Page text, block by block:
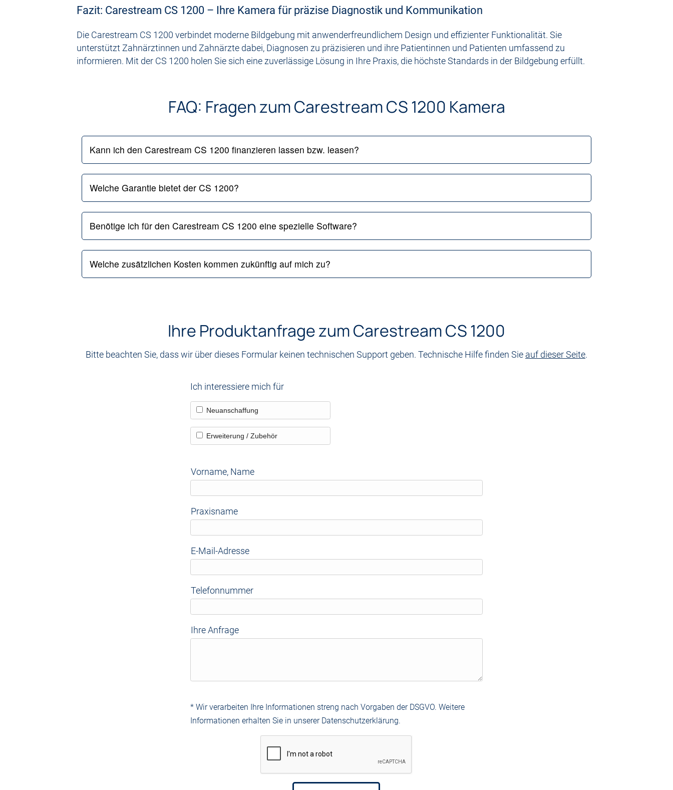
Fazit: Carestream CS 1200 – Ihre Kamera für präzise Diagnostik und Kommunikation
Die Carestream CS 1200 verbindet moderne Bildgebung mit anwenderfreundlichem Design und effizienter Funktionalität. Sie
unterstützt Zahnärztinnen und Zahnärzte dabei, Diagnosen zu präzisieren und ihre Patientinnen und Patienten umfassend zu
informieren. Mit der CS 1200 holen Sie sich eine zuverlässige Lösung in Ihre Praxis, die höchste Standards in der Bildgebung erfüllt.
FAQ: Fragen zum Carestream CS 1200 Kamera
Kann ich den Carestream CS 1200 finanzieren lassen bzw. leasen?
Welche Garantie bietet der CS 1200?
Benötige ich für den Carestream CS 1200 eine spezielle Software?
Welche zusätzlichen Kosten kommen zukünftig auf mich zu?
Ihre Produktanfrage zum Carestream CS 1200
Bitte beachten Sie, dass wir über dieses Formular keinen technischen Support geben. Technische Hilfe finden Sie auf dieser Seite.
Ich interessiere mich für
Neuanschaffung
Erweiterung / Zubehör
Vorname, Name
Praxisname
E-Mail-Adresse
Telefonnummer
Ihre Anfrage
* Wir verarbeiten Ihre Informationen streng nach Vorgaben der DSGVO. Weitere
Informationen erhalten Sie in unserer Datenschutzerklärung.